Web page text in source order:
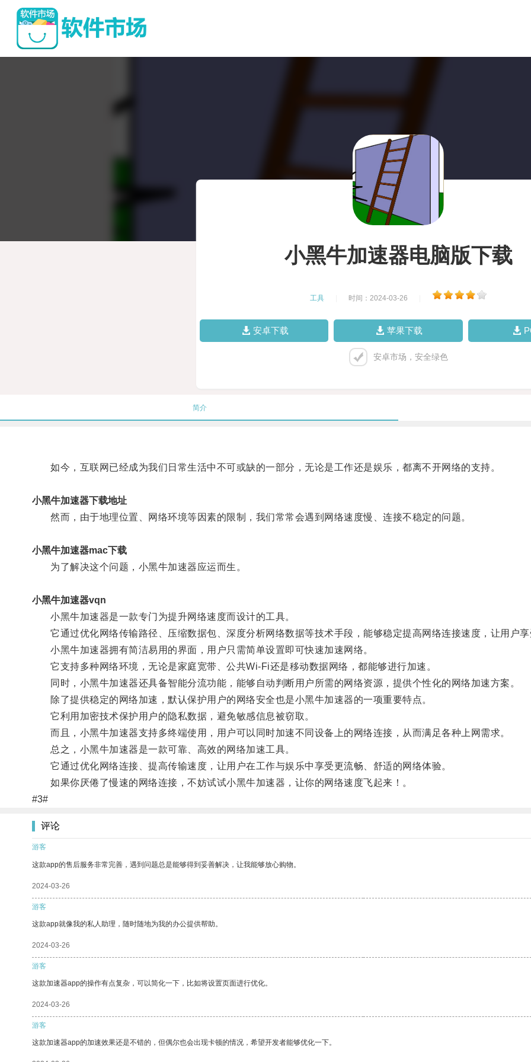
小黑牛加速器电脑版下载
工具 时间：2024-03-26
安卓下载 苹果下载
安卓市场，安全绿色
简介
如今，互联网已经成为我们日常生活中不可或缺的一部分，无论是工作还是娱乐，都离不开网络的支持。
小黑牛加速器下载地址
然而，由于地理位置、网络环境等因素的限制，我们常常会遇到网络速度慢、连接不稳定的问题。
小黑牛加速器mac下载
为了解决这个问题，小黑牛加速器应运而生。
小黑牛加速器vqn
小黑牛加速器是一款专门为提升网络速度而设计的工具。
它通过优化网络传输路径、压缩数据包、深度分析网络数据等技术手段，能够稳定提高网络连接速度，让用户享
小黑牛加速器拥有简洁易用的界面，用户只需简单设置即可快速加速网络。
它支持多种网络环境，无论是家庭宽带、公共Wi-Fi还是移动数据网络，都能够进行加速。
同时，小黑牛加速器还具备智能分流功能，能够自动判断用户所需的网络资源，提供个性化的网络加速方案。
除了提供稳定的网络加速，默认保护用户的网络安全也是小黑牛加速器的一项重要特点。
它利用加密技术保护用户的隐私数据，避免敏感信息被窃取。
而且，小黑牛加速器支持多终端使用，用户可以同时加速不同设备上的网络连接，从而满足各种上网需求。
总之，小黑牛加速器是一款可靠、高效的网络加速工具。
它通过优化网络连接、提高传输速度，让用户在工作与娱乐中享受更流畅、舒适的网络体验。
如果你厌倦了慢速的网络连接，不妨试试小黑牛加速器，让你的网络速度飞起来！。
#3#
评论
游客
这款app的售后服务非常完善，遇到问题总是能够得到妥善解决，让我能够放心购物。
2024-03-26
游客
这款app就像我的私人助理，随时随地为我的办公提供帮助。
2024-03-26
游客
这款加速器app的操作有点复杂，可以简化一下，比如将设置页面进行优化。
2024-03-26
游客
这款加速器app的加速效果还是不错的，但偶尔也会出现卡顿的情况，希望开发者能够优化一下。